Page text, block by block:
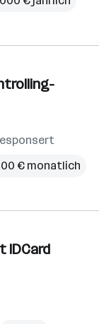
€ monatlich
IDCard